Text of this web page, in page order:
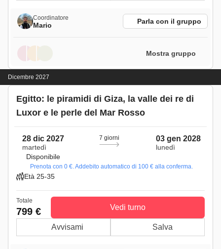
Coordinatore
Mario Parla con il gruppo
Mostra gruppo
Dicembre 2027
Egitto: le piramidi di Giza, la valle dei re di
Luxor e le perle del Mar Rosso
28 dic 2027
martedì
7 giorni 03 gen 2028
lunedì
Disponibile
Prenota con 0 €. Addebito automatico di 100 € alla conferma.
Età 25-35
Totale
799 € Vedi turno
Avvisami Salva